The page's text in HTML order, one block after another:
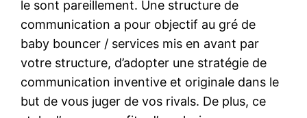
le sont pareillement. Une structure de
communication a pour objectif au gré de
baby bouncer / services mis en avant par
votre structure, d’adopter une stratégie de
communication inventive et originale dans le
but de vous juger de vos rivals. De plus, ce